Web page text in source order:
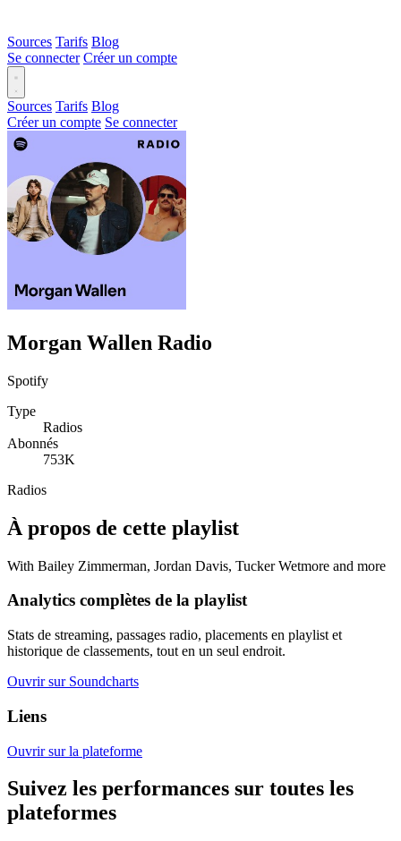
Sources Tarifs Blog
Se connecter Créer un compte
Sources Tarifs Blog
Créer un compte Se connecter
Morgan Wallen Radio
Spotify
Type
Radios
Abonnés
753K
Radios
À propos de cette playlist
With Bailey Zimmerman, Jordan Davis, Tucker Wetmore and more
Analytics complètes de la playlist
Stats de streaming, passages radio, placements en playlist et
historique de classements, tout en un seul endroit.
Ouvrir sur Soundcharts
Liens
Ouvrir sur la plateforme
Suivez les performances sur toutes les
plateformes